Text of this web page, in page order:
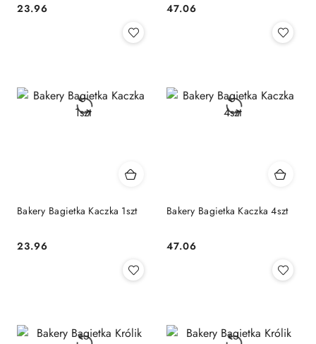
Cena:
23.96 Cena:
47.06
Bakery Bagietka Kaczka 1szt
Cena:
23.96
Bakery Bagietka Kaczka 4szt
Cena:
47.06